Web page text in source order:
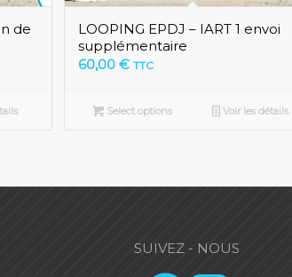
de
LOOPING EPDJ – IART 1 envoi
supplémentaire
60,00 € TTC
Select options Voir les détails
SUIVEZ - NOUS